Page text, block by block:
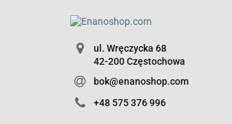
ul. Wręczycka 68
42-200 Częstochowa
bok@enanoshop.com
+48 575 376 996